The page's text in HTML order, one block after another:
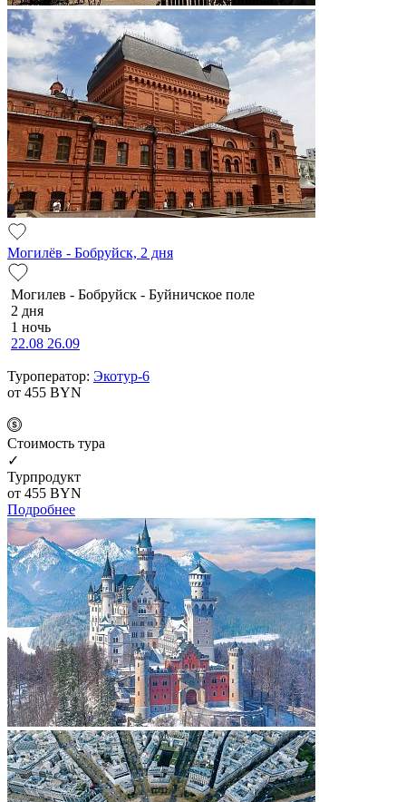
Могилёв - Бобруйск, 2 дня
Мо­ги­лев - Бобруйск - Буй­нич­ское по­ле
2 дня
1 ночь
22.08 26.09
Туроператор: Экотур-6
от 455 BYN
Cтоимость тура
✓
Турпродукт
от 455 BYN
Подробнее